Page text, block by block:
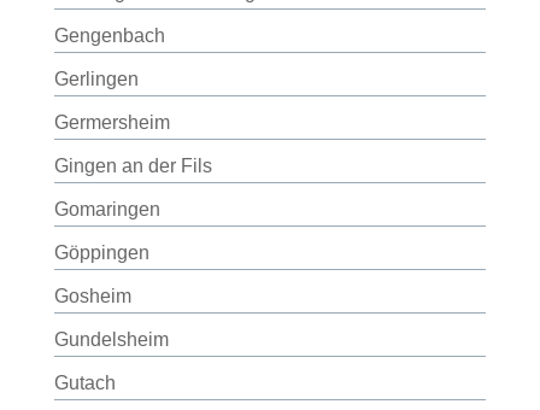
Gengenbach
Gerlingen
Germersheim
Gingen an der Fils
Gomaringen
Göppingen
Gosheim
Gundelsheim
Gutach